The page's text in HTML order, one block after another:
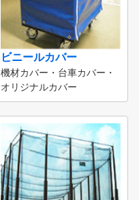
ビニールカバー
機材カバー・台車カバー・
オリジナルカバー